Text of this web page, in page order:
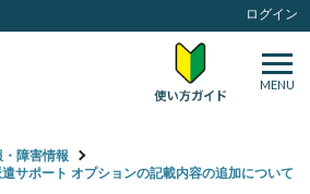
ログイン
MENU
障害情報
遣サポート オプションの記載内容の追加について